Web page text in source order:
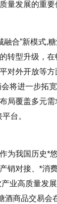
量发展的重要
融合”新模式,
转型升级，在
对外开放等
将进一步拓
局覆盖多元
台。
为我国历史*
销对接、*消
业高质量发
酒商品交易会